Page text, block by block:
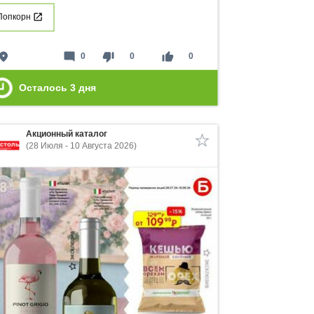
place thumb_down 0 thumb_up 0
mode_comment 0
Осталось 3 дня
Акционный каталог
(28 Июля - 10 Августа 2026)